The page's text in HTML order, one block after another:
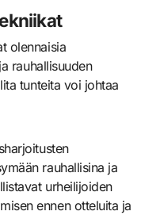
olennaisia
rauhallisuuden
tunteita voi johtaa
rauhallisina ja
urheilijoiden
ennen otteluita ja